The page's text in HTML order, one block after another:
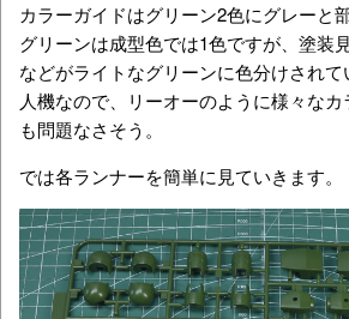
カラーガイドはグリーン2色にグレーと
グリーンは成型色では1色ですが、塗装
などがライトなグリーンに色分けされ
人機なので、リーオーのように様々な
も問題なさそう。
では各ランナーを簡単に見ていきます。